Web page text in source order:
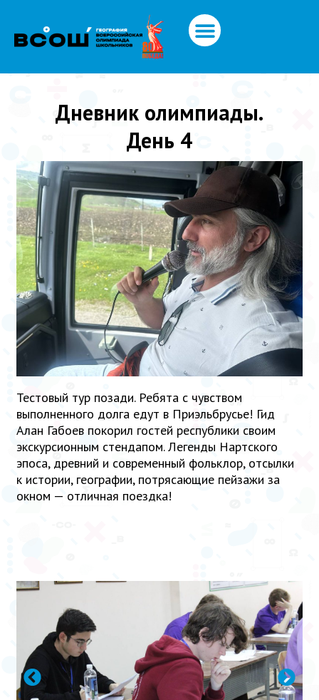
Дневник олимпиады.
День 4
Тестовый тур позади. Ребята с чувством
выполненного долга едут в Приэльбрусье! Гид
Алан Габоев покорил гостей республики своим
экскурсионным стендапом. Легенды Нартского
эпоса, древний и современный фольклор, отсылки
к истории, географии, потрясающие пейзажи за
окном — отличная поездка!